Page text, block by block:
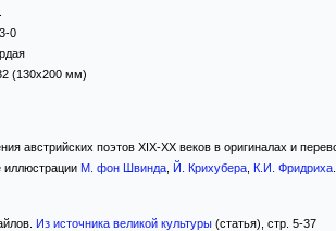
0
(130x200 мм)
австрийских поэтов XIX-XX веков в оригиналах и
иллюстрации М. фон Швинда, Й. Крихубера, К.И. Фридриха.
Из источника великой культуры (статья), стр. 5-37